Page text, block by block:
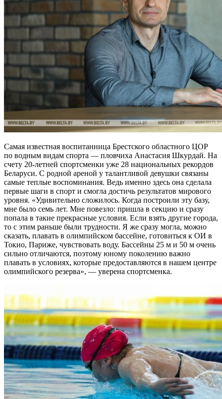
Самая известная воспитанница Брестского областного ЦОР
по водным видам спорта — пловчиха Анастасия Шкурдай. На
счету 20-летней спортсменки уже 28 национальных рекордов
Беларуси. С родной ареной у талантливой девушки связаны
самые теплые воспоминания. Ведь именно здесь она сделала
первые шаги в спорт и смогла достичь результатов мирового
уровня. «Удивительно сложилось. Когда построили эту базу,
мне было семь лет. Мне повезло: пришла в секцию и сразу
попала в такие прекрасные условия. Если взять другие города,
то с этим раньше были трудности. Я же сразу могла, можно
сказать, плавать в олимпийском бассейне, готовиться к ОИ в
Токио, Париже, чувствовать воду. Бассейны 25 м и 50 м очень
сильно отличаются, поэтому юному поколению важно
плавать в условиях, которые предоставляются в нашем центре
олимпийского резерва», — уверена спортсменка.